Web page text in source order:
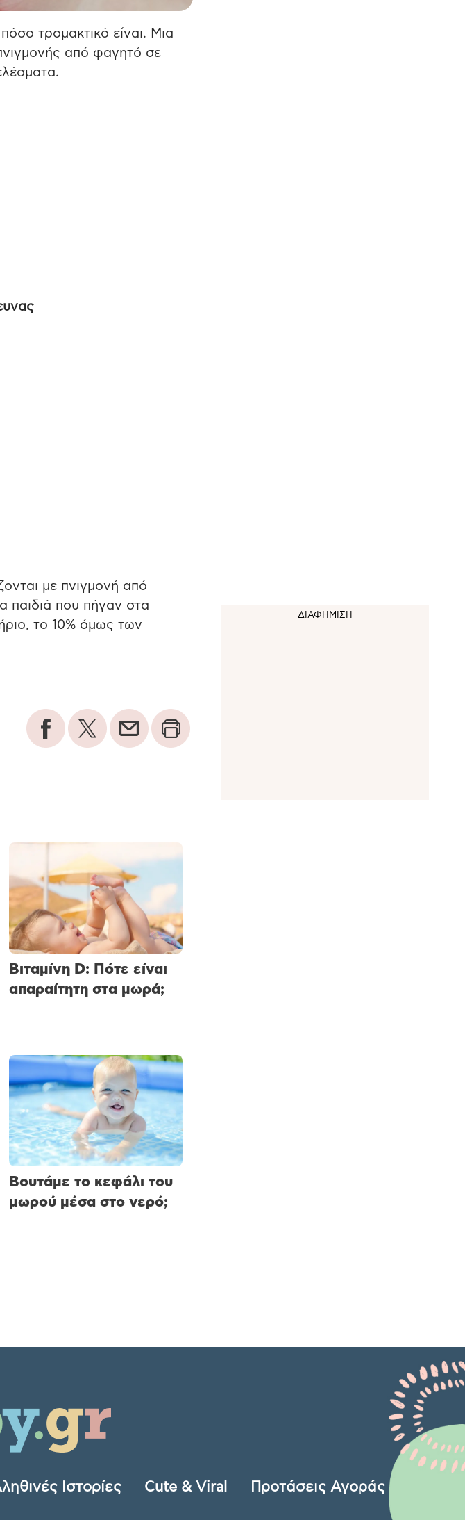
τρομακτικό είναι. Μια
από φαγητό σε
με πνιγμονή από
παιδιά που πήγαν στα
το 10% όμως των
Βιταμίνη D: Πότε είναι
απαραίτητη στα μωρά;
Βουτάμε το κεφάλι του
μωρού μέσα στο νερό;
Ιστορίες Cute & Viral Προτάσεις Αγοράς